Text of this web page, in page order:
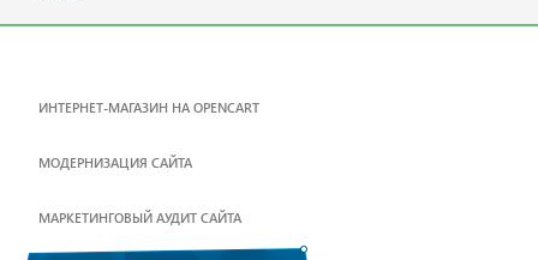
ИНТЕРНЕТ-МАГАЗИН НА OPENCART
МОДЕРНИЗАЦИЯ САЙТА
МАРКЕТИНГОВЫЙ АУДИТ САЙТА